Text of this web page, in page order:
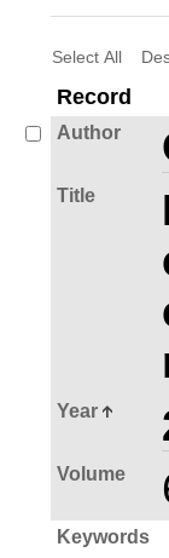
Select All
Record
Author
Title
Year
Volume
Keywords